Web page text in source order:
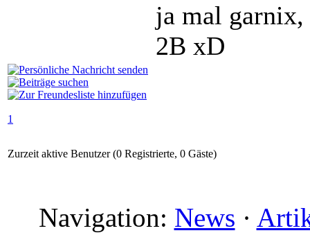
ja mal
2B xD
1
Zurzeit aktive Benutzer (0 Registrierte, 0 Gäste)
Navigation: News ·